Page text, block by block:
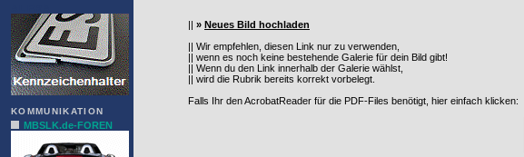
KOMMUNIKATION
MBSLK.de-FOREN
|| » Neues Bild hochladen
|| Wir empfehlen, diesen Link nur zu verwenden,
|| wenn es noch keine bestehende Galerie für dein Bild gibt!
|| Wenn du den Link innerhalb der Galerie wählst,
|| wird die Rubrik bereits korrekt vorbelegt.
Falls Ihr den AcrobatReader für die PDF-Files benötigt, hier einfach klicken: